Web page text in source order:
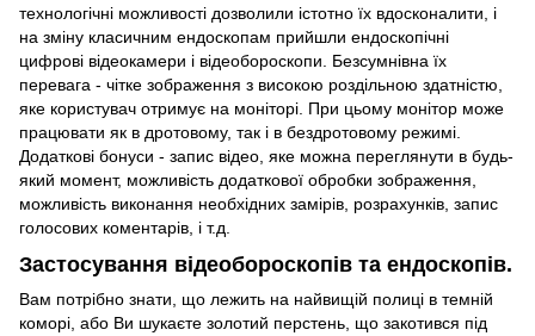
технологічні можливості дозволили істотно їх вдосконалити, і
на зміну класичним ендоскопам прийшли ендоскопічні
цифрові відеокамери і відеобороскопи. Безсумнівна їх
перевага - чітке зображення з високою роздільною здатністю,
яке користувач отримує на моніторі. При цьому монітор може
працювати як в дротовому, так і в бездротовому режимі.
Додаткові бонуси - запис відео, яке можна переглянути в будь-
який момент, можливість додаткової обробки зображення,
можливість виконання необхідних замірів, розрахунків, запис
голосових коментарів, і т.д.
Застосування відеобороскопів та ендоскопів.
Вам потрібно знати, що лежить на найвищій полиці в темній
коморі, або Ви шукаєте золотий перстень, що закотився під